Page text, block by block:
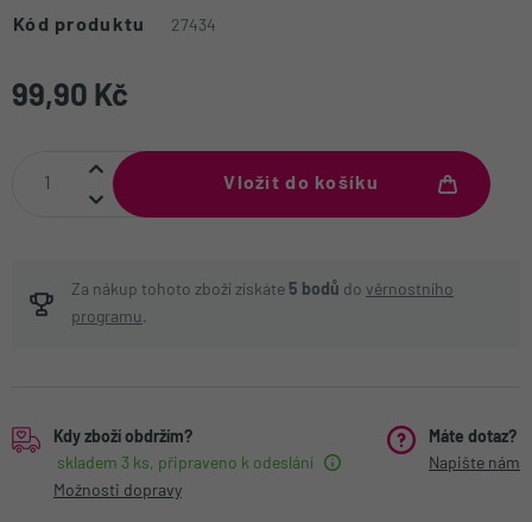
Kód produktu 27434
99,90 Kč
Vložit do košíku
Za nákup tohoto zboží získáte 5 bodů do věrnostního
programu .
Kdy zboží obdržím?
skladem 3 ks, připraveno k odeslání
Možnosti dopravy
Máte dotaz?
Napište nám